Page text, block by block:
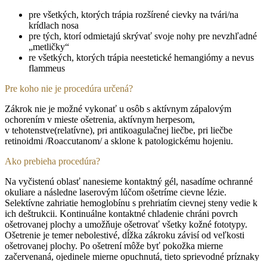
pre všetkých, ktorých trápia rozšírené cievky na tvári/na
krídlach nosa
pre tých, ktorí odmietajú skrývať svoje nohy pre nevzhľadné
„metličky“
re všetkých, ktorých trápia neestetické hemangiómy a nevus
flammeus
Pre koho nie je procedúra určená?
Zákrok nie je možné vykonať u osôb s aktívnym zápalovým
ochorením v mieste ošetrenia, aktívnym herpesom,
v tehotenstve(relatívne), pri antikoagulačnej liečbe, pri liečbe
retinoidmi /Roaccutanom/ a sklone k patologickému hojeniu.
Ako prebieha procedúra?
Na vyčistenú oblasť nanesieme kontaktný gél, nasadíme ochranné
okuliare a následne laserovým lúčom ošetríme cievne lézie.
Selektívne zahriatie hemoglobínu s prehriatím cievnej steny vedie k
ich deštrukcii. Kontinuálne kontaktné chladenie chráni povrch
ošetrovanej plochy a umožňuje ošetrovať všetky kožné fototypy.
Ošetrenie je temer nebolestivé, dĺžka zákroku závisí od veľkosti
ošetrovanej plochy. Po ošetrení môže byť pokožka mierne
začervenaná, ojedinele mierne opuchnutá, tieto sprievodné príznaky